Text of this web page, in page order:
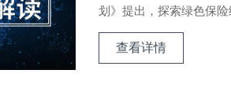
划》提出，探索绿色保
查看详情